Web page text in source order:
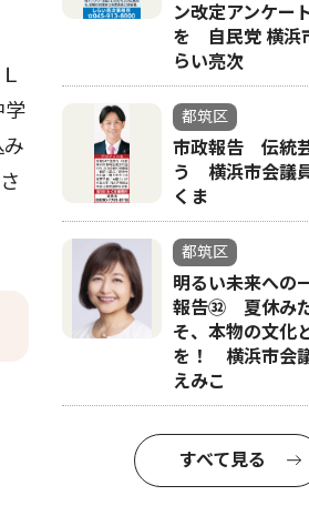
学
ン改定アンケー
を 自民党 横浜
らい亮次
都筑区
市政報告 伝統
う 横浜市会議
くま
都筑区
明るい未来へ
報告㉜ 夏休み
そ、本物の文化
を！ 横浜市会
えみこ
すべて見る